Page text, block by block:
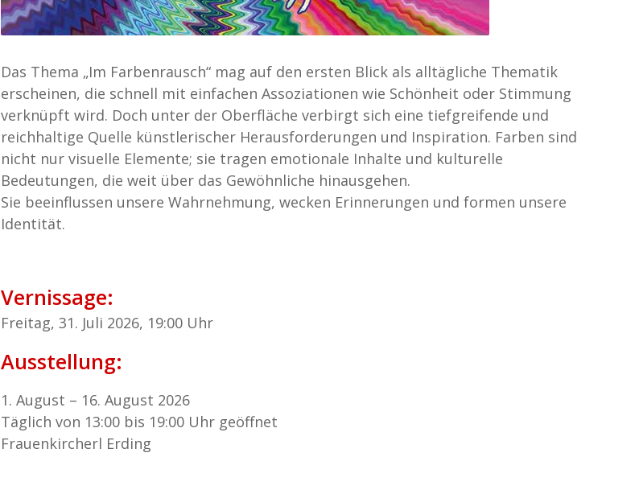
Das Thema „Im Farbenrausch“ mag auf den ersten Blick als alltägliche Thematik
erscheinen, die schnell mit einfachen Assoziationen wie Schönheit oder Stimmung
verknüpft wird. Doch unter der Oberfläche verbirgt sich eine tiefgreifende und
reichhaltige Quelle künstlerischer Herausforderungen und Inspiration. Farben sind
nicht nur visuelle Elemente; sie tragen emotionale Inhalte und kulturelle
Bedeutungen, die weit über das Gewöhnliche hinausgehen.
Sie beeinflussen unsere Wahrnehmung, wecken Erinnerungen und formen unsere
Identität.
Vernissage:
Freitag, 31. Juli 2026, 19:00 Uhr
Ausstellung:
1. August – 16. August 2026
Täglich von 13:00 bis 19:00 Uhr geöffnet
Frauenkircherl Erding